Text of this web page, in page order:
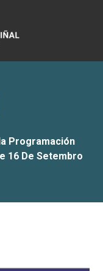
Programación
16 De Setembro